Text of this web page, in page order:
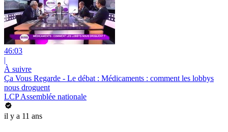
46:03
|
À suivre
Ça Vous Regarde - Le débat : Médicaments : comment les lobbys
nous droguent
LCP Assemblée nationale
il y a 11 ans